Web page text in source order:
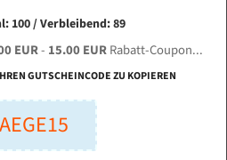
LMGSA für 4400 mm Bi-
(mm):
100 / Verbleibend: 89
EUR- 15.00 EURRabatt-Coupon...
GUTSCHEINCODE ZU KOPIEREN